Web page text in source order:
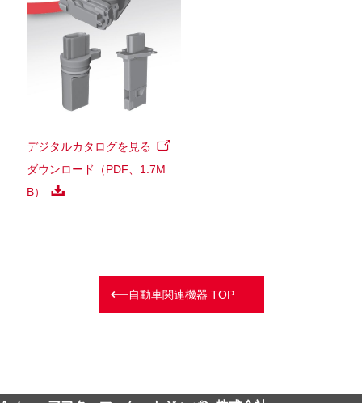
デジタルカタログを見る
ダウンロード（PDF、1.7M
B）
自動車関連機器 TOP